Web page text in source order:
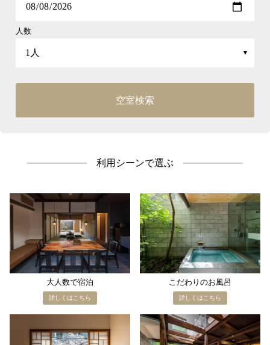
人数
利用シーンで選ぶ
大人数で​宿泊 こだわりの​お風呂